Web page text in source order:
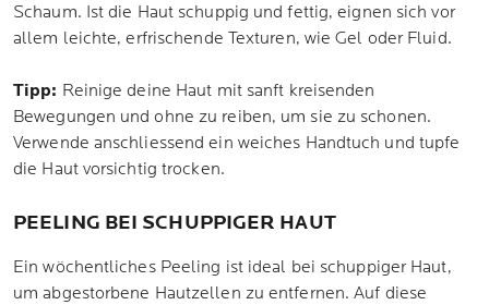
Schaum. Ist die Haut schuppig und fettig, eignen sich vor
allem leichte, erfrischende Texturen, wie Gel oder Fluid.
Tipp: Reinige deine Haut mit sanft kreisenden
Bewegungen und ohne zu reiben, um sie zu schonen.
Verwende anschliessend ein weiches Handtuch und tupfe
die Haut vorsichtig trocken.
PEELING BEI SCHUPPIGER HAUT
Ein wöchentliches Peeling ist ideal bei schuppiger Haut,
um abgestorbene Hautzellen zu entfernen. Auf diese